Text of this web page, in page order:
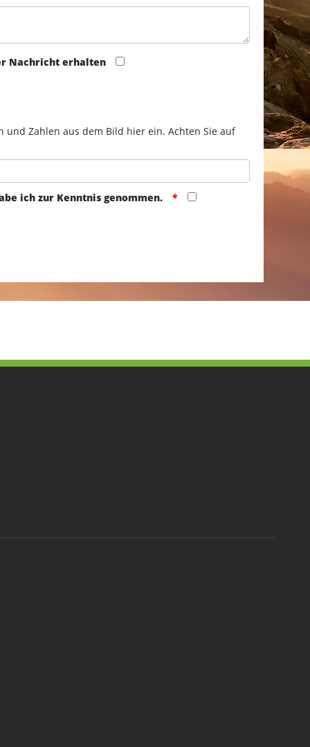
Nachricht erhalten
und Zahlen aus dem Bild hier ein. Achten Sie auf
ich zur Kenntnis genommen.